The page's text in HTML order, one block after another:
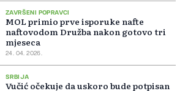
ZAVRŠENI POPRAVCI
MOL primio prve isporuke nafte
naftovodom Družba nakon gotovo tri
mjeseca
24. 04. 2026.
SRBIJA
Vučić očekuje da uskoro bude potpisan